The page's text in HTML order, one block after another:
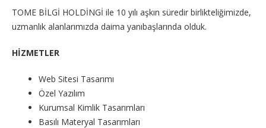
TOME BİLGİ HOLDİNGİ ile 10 yılı aşkın süredir birlikteliğimizde,
uzmanlık alanlarımızda daima yanıbaşlarında olduk.
HİZMETLER
Web Sitesi Tasarımı
Özel Yazılım
Kurumsal Kimlik Tasarımları
Basılı Materyal Tasarımları